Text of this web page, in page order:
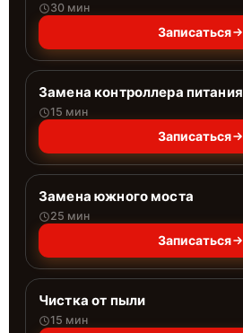
30 мин
Записаться
Замена контроллера питания
15 мин
Записаться
Замена южного моста
25 мин
Записаться
Чистка от пыли
15 мин